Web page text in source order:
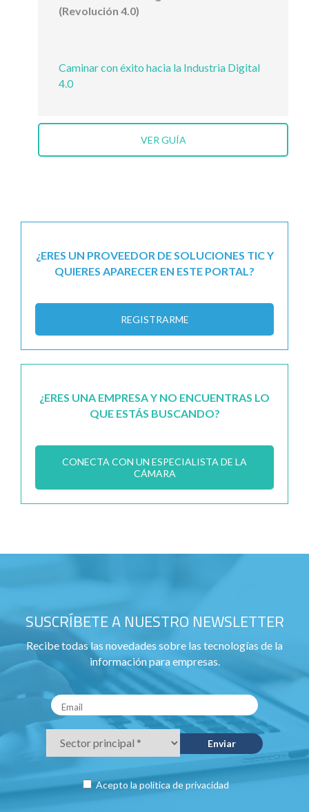
(Revolución 4.0)
Caminar con éxito hacia la Industria Digital
4.0
VER GUÍA
¿ERES UN PROVEEDOR DE SOLUCIONES TIC Y
QUIERES APARECER EN ESTE PORTAL?
REGISTRARME
¿ERES UNA EMPRESA Y NO ENCUENTRAS LO
QUE ESTÁS BUSCANDO?
CONECTA CON UN ESPECIALISTA DE LA
CÁMARA
SUSCRÍBETE A NUESTRO NEWSLETTER
Recibe todas las novedades sobre las tecnologías de la
información para empresas.
Acepto la política de privacidad